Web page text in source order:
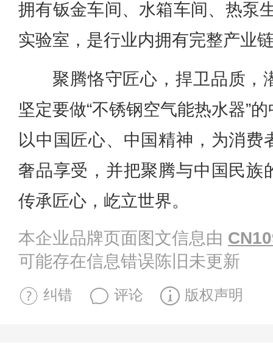
拥有钣金车间、水箱车间、热泵
实验室，是行业内拥有完整产业
聚腾恪守匠心，捍卫品质，
坚定要做“不锈钢空气能热水器”
以中国匠心、中国精神，为消费
奢品享受，并把聚腾与中国民族
传承匠心，屹立世界。
本企业品牌页面图文信息由
可能存在信息错误陈旧未更新
纠错 评论 版权声明